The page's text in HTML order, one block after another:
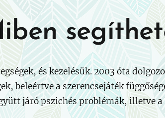
és kezelésük. 2003 óta
beleértve a szerencsejáték
járó pszichés problémák, illetve a